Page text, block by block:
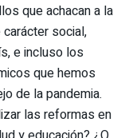
que achacan a la
social,
e incluso los
que hemos
de la pandemia.
las reformas en